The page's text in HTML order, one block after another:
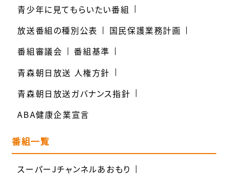
青少年に見てもらいたい番組
放送番組の種別公表
国民保護業務計画
番組審議会
番組基準
青森朝日放送 人権方針
青森朝日放送ガバナンス指針
ABA健康企業宣言
番組一覧
スーパーJチャンネルあおもり